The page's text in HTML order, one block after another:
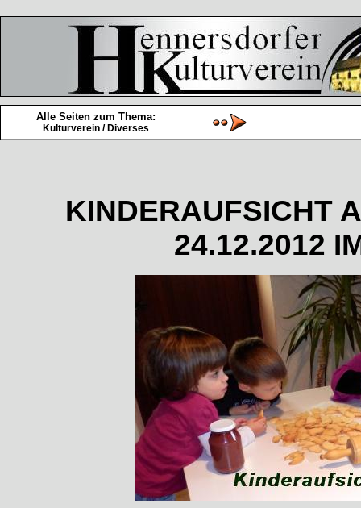
Alle Seiten zum Thema:
Kulturverein / Diverses
KINDERAUFSICHT
24.12.2012